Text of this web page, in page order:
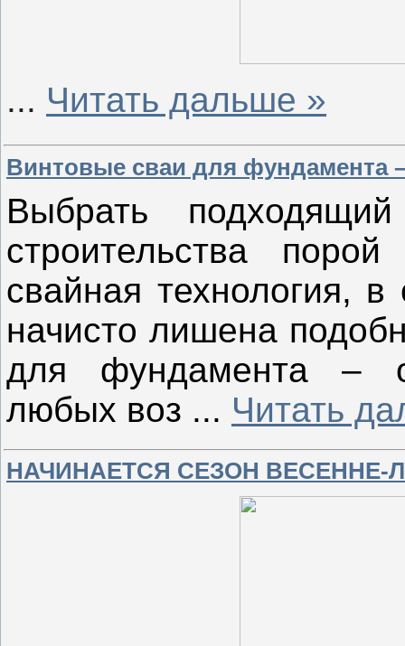
... Читать дальше »
Винтовые сваи для фундамента
Выбрать
строительства
свайная технология,
начисто лишена
для фундамента –
любых воз ... Читать
НАЧИНАЕТСЯ СЕЗОН